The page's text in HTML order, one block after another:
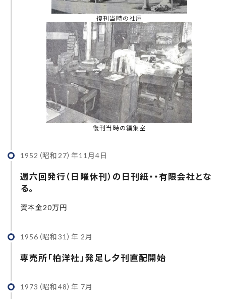
復刊当時の社屋
復刊当時の編集室
1952（昭和27）年11月4日
週六回発行（日曜休刊）の日刊紙・・有限会社とな
る。
資本金20万円
1956（昭和31）年 2月
専売所「柏洋社」発足し夕刊直配開始
1973（昭和48）年 7月